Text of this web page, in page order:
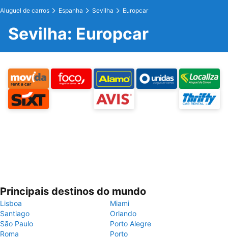
Aluguel de carros Espanha Sevilha Europcar
Sevilha: Europcar
Principais destinos do mundo
Lisboa
Miami
Santiago
Orlando
São Paulo
Porto Alegre
Roma
Porto